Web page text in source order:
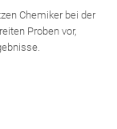
Chemiker bei der
Proben vor,